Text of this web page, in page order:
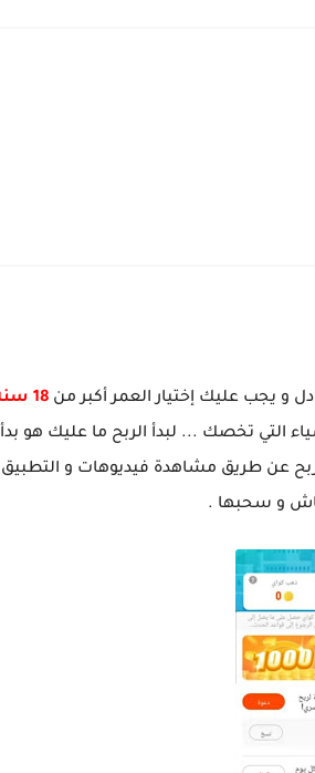
و يجب عليك إختيار العمر أكبر من
التي تخصك ... لبدأ الربح ما عليك هو بدأ
عن طريق مشاهدة فيديوهات و التطبيق
و سحبها .